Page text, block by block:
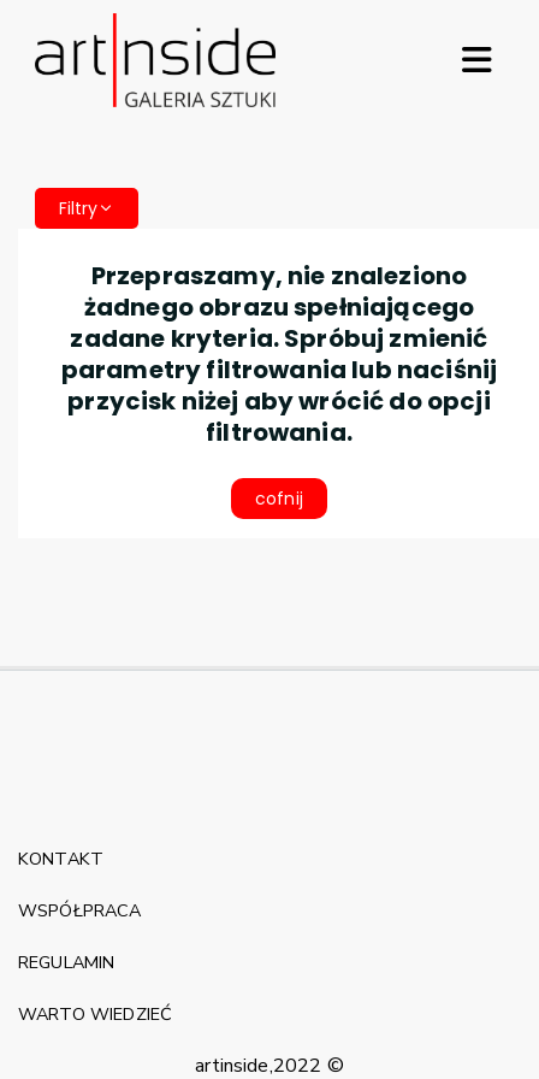
Filtry
Przepraszamy, nie znaleziono
żadnego obrazu spełniającego
zadane kryteria. Spróbuj zmienić
parametry filtrowania lub naciśnij
przycisk niżej aby wrócić do opcji
filtrowania.
cofnij
artinside,2022 ©
KONTAKT
WSPÓŁPRACA
REGULAMIN
WARTO WIEDZIEĆ